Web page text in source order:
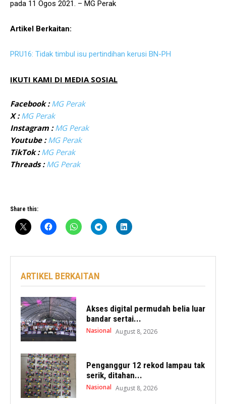
pada 11 Ogos 2021. – MG Perak
Artikel Berkaitan:
PRU16: Tidak timbul isu pertindihan kerusi BN-PH
IKUTI KAMI DI MEDIA SOSIAL
Facebook : MG Perak
X : MG Perak
Instagram : MG Perak
Youtube : MG Perak
TikTok : MG Perak
Threads : MG Perak
Share this:
ARTIKEL BERKAITAN
Akses digital permudah belia luar
bandar sertai...
Nasional August 8, 2026
Penganggur 12 rekod lampau tak
serik, ditahan...
Nasional August 8, 2026